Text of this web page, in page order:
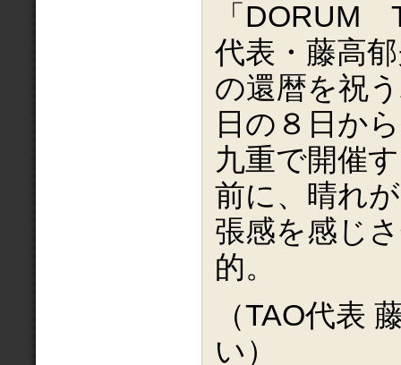
「DORUM
代表・藤高
の還暦を祝
日の８日か
九重で開催
前に、晴れ
張感を感じ
的。
（TAO代表
い）